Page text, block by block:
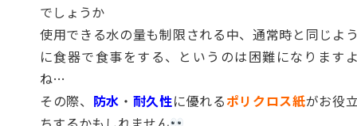
でしょうか
使用できる水の量も制限される中、通常時と同じよ
に食器で食事をする、というのは困難になります
ね…
その際、 防水 ・ 耐久性に優れるポリクロス紙がお役